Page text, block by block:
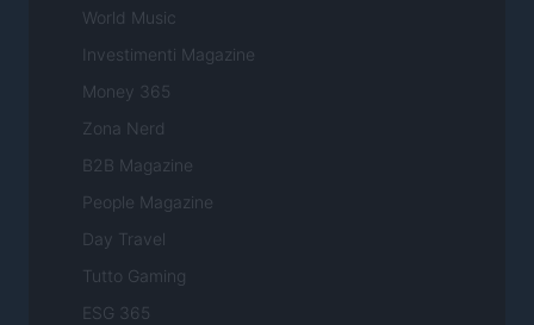
World Music
Investimenti Magazine
Money 365
Zona Nerd
B2B Magazine
People Magazine
Day Travel
Tutto Gaming
ESG 365